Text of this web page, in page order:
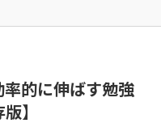
的に伸ばす勉強
】